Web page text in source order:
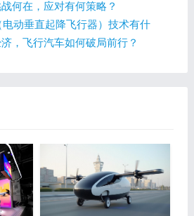
何在，应对有何策略？
动垂直起降飞行器）技术有什
，飞行汽车如何破局前行？